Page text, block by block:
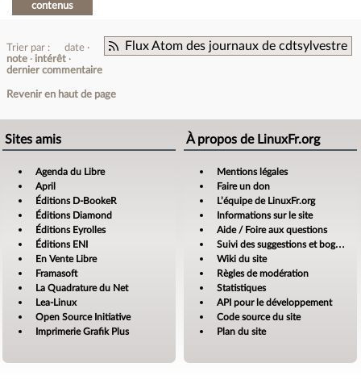
contenus
Flux Atom des journaux de cdtsylvestre
Trier par :
date
note
intérêt
dernier commentaire
Revenir en haut de page
Sites amis
Agenda du Libre
April
Éditions D-BookeR
Éditions Diamond
Éditions Eyrolles
Éditions ENI
En Vente Libre
Framasoft
La Quadrature du Net
Lea-Linux
Open Source Initiative
Imprimerie Grafik Plus
À propos de LinuxFr.org
Mentions légales
Faire un don
L’équipe de LinuxFr.org
Informations sur le site
Aide / Foire aux questions
Suivi des suggestions et bogues
Wiki du site
Règles de modération
Statistiques
API pour le développement
Code source du site
Plan du site